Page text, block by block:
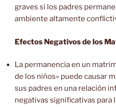
graves si los padres
ambiente altamente
Efectos Negativos de los
La permanencia en un
de los niños» puede causar
sus padres en una relación
negativas significativas para